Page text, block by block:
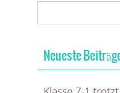
Neueste